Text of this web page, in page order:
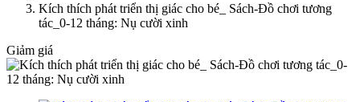
Kích thích phát triển thị giác cho bé_ Sách-Đồ chơi tương
tác_0-12 tháng: Nụ cười xinh
Giảm giá